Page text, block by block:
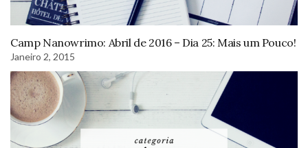
Camp Nanowrimo: Abril de 2016 – Dia 25: Mais um Pouco!
Janeiro 2, 2015